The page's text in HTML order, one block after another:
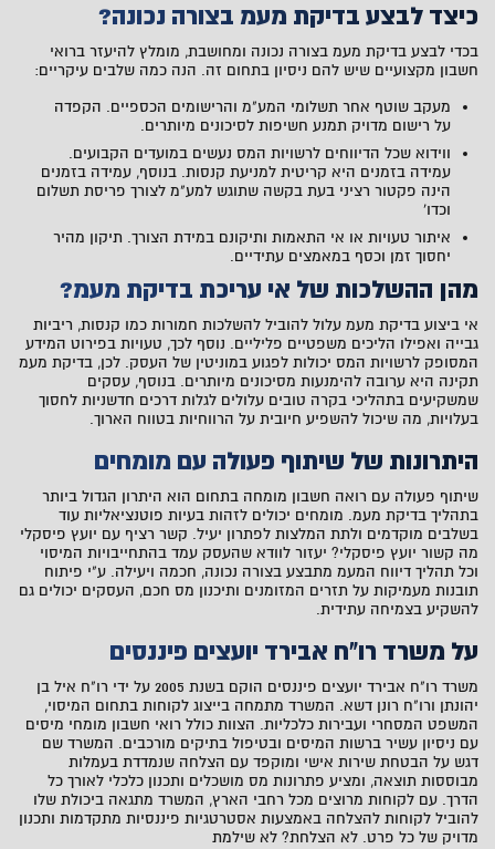
כיצד לבצע בדיקת מעמ בצורה נכונה?
בכדי לבצע בדיקת מעמ בצורה נכונה ומחושבת, מומלץ להיעזר ברואי
חשבון מקצועיים שיש להם ניסיון בתחום זה. הנה כמה שלבים עיקריים:
מעקב שוטף אחר תשלומי המע"מ והרישומים הכספיים. הקפדה
על רישום מדויק תמנע חשיפות לסיכונים מיותרים.
ווידוא שכל הדיווחים לרשויות המס נעשים במועדים הקבועים.
עמידה בזמנים היא קריטית למניעת קנסות. בנוסף, עמידה בזמנים
הינה פקטור רציני בעת בקשה שתוגש למע"מ לצורך פריסת תשלום
וכדו'
איתור טעויות או אי התאמות ותיקונם במידת הצורך. תיקון מהיר
יחסוך זמן וכסף במאמצים עתידיים.
מהן ההשלכות של אי עריכת בדיקת מעמ?
אי ביצוע בדיקת מעמ עלול להוביל להשלכות חמורות כמו קנסות, ריביות
גבייה ואפילו הליכים משפטיים פליליים. נוסף לכך, טעויות בפירוט המידע
המסופק לרשויות המס יכולות לפגוע במוניטין של העסק. לכן, בדיקת מעמ
תקינה היא ערובה להימנעות מסיכונים מיותרים. בנוסף, עסקים
שמשקיעים בתהליכי בקרה טובים עלולים לגלות דרכים חדשניות לחסוך
בעלויות, מה שיכול להשפיע חיובית על הרווחיות בטווח הארוך.
היתרונות של שיתוף פעולה עם מומחים
שיתוף פעולה עם רואה חשבון מומחה בתחום הוא היתרון הגדול ביותר
בתהליך בדיקת מעמ. מומחים יכולים לזהות בעיות פוטנציאליות עוד
בשלבים מוקדמים ולתת המלצות לפתרון יעיל. קשר רציף עם יועץ פיסקלי
מה קשור יועץ פיסקלי? יעזור לוודא שהעסק עמד בהתחייבויות המיסוי
וכל תהליך דיווח המעמ מתבצע בצורה נכונה, חכמה ויעילה. ע"י פיתוח
תובנות מעמיקות על תזרים המזומנים ותיכנון מס חכם, העסקים יכולים גם
להשקיע בצמיחה עתידית.
על משרד רו"ח אבירד יועצים פיננסים
משרד רו"ח אבירד יועצים פיננסים הוקם בשנת 2005 על ידי רו"ח איל בן
יהונתן ורו"ח רונן דשא. המשרד מתמחה בייצוג לקוחות בתחום המיסוי,
המשפט המסחרי ועבירות כלכליות. הצוות כולל רואי חשבון מומחי מיסים
עם ניסיון עשיר ברשות המיסים ובטיפול בתיקים מורכבים. המשרד שם
דגש על הבטחת שירות אישי ומוקפד עם הצלחה שנמדדת בעמלות
מבוססות תוצאה, ומציע פתרונות מס מושכלים ותכנון כלכלי לאורך כל
הדרך. עם לקוחות מרוצים מכל רחבי הארץ, המשרד מתגאה ביכולת שלו
להוביל לקוחות להצלחה באמצעות אסטרטגיות פיננסיות מתקדמות ותכנון
מדויק של כל פרט. לא הצלחת? לא שילמת